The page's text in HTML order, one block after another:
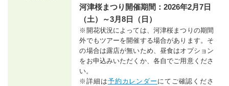
河津桜まつり開催期間：2026年2月7日
（土）～3月8日（日）
※開花状況によっては、河津桜まつりの期間
外でもツアーを開催する場合があります。そ
の場合は露店が無いため、昼食はオプション
をお申込みいただくか、各自でご用意くださ
い。
※詳細は予約カレンダー にてご確認くださ